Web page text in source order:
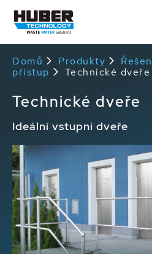
Domů Produkty
přístup
Technické dveře
Technické dveře
Ideální vstupní dveře